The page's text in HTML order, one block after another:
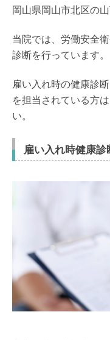
岡山県岡山市北区の
当院では、労働安全
診断を行っています。
雇い入れ時の健康診
を担当されている方
い。
雇い入れ時健康診